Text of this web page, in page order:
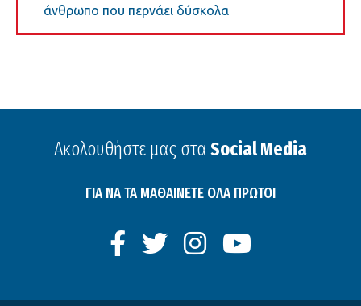
άνθρωπο που περνάει δύσκολα
Ακολουθήστε μας στα Social Media
ΓΙΑ ΝΑ ΤΑ ΜΑΘΑΙΝΕΤΕ ΟΛΑ ΠΡΩΤΟΙ